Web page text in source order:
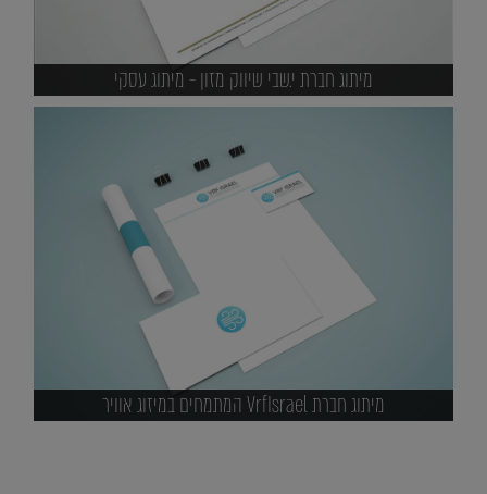
מיתוג חברת י.שבי שיווק מזון - מיתוג עסקי
מיתוג חברת VrfIsrael המתמחים במיזוג אוויר